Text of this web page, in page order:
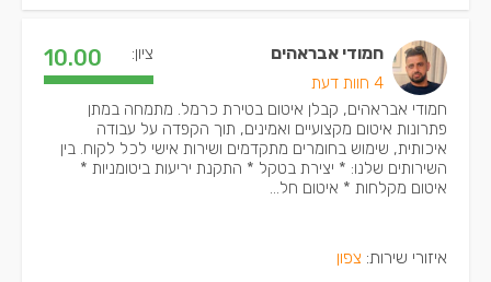
חמודי אבראהים
4 חוות דעת
ציון: 10.00
חמודי אבראהים, קבלן איטום בטירת כרמל. מתמחה במתן
פתרונות איטום מקצועיים ואמינים, תוך הקפדה על עבודה
איכותית, שימוש בחומרים מתקדמים ושירות אישי לכל לקוח. בין
השירותים שלנו: * יצירת בטקל * התקנת יריעות ביטומניות *
איטום מקלחות * איטום חל...
איזורי שירות: צפון